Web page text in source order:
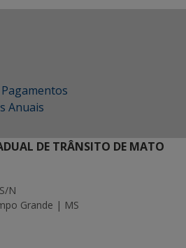
Anuais
DE TRÂNSITO DE MATO
N
Grande | MS